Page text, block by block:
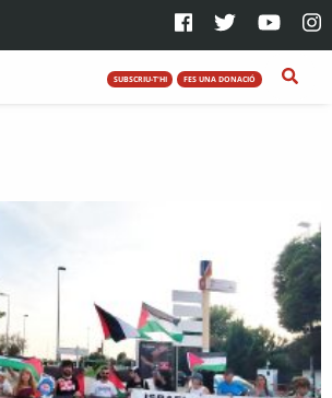
SUBSCRIU-T'HI FES UNA DONACIÓ